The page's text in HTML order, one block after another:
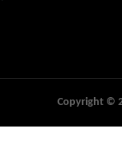
Copyright ©